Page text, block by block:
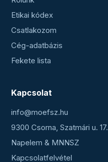
Etikai kódex
Csatlakozom
Cég-adatbázis
Fekete lista
Kapcsolat
info@moefsz.hu
9300 Csorna, Szatmári u. 17.
Napelem & MNNSZ
Kapcsolatfelvétel